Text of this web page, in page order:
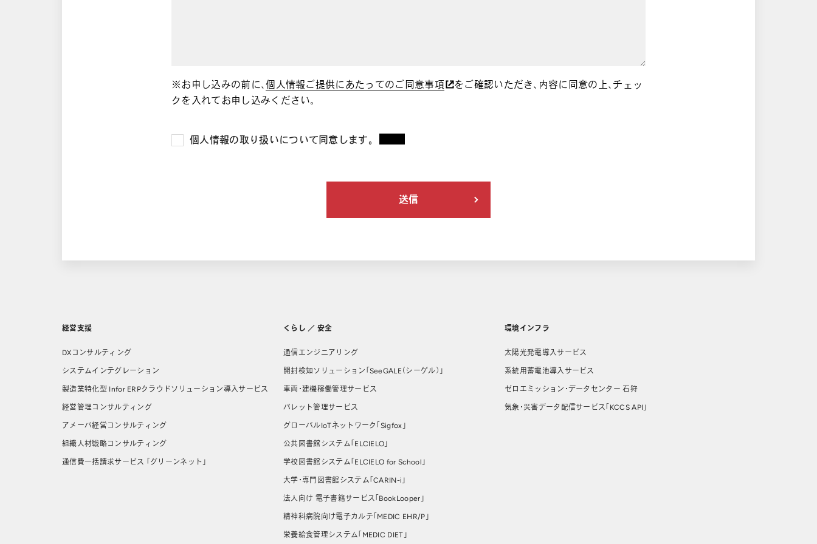
※お申し込みの前に、個人情報ご提供にあたってのご同意事項
をご確認いただき、内容に同意の上、チェッ
クを入れてお申し込みください。
個人情報の取り扱いについて同意します。
経営支援
DXコンサルティング
システムインテグレーション
製造業特化型 Infor ERPクラウドソリューション導⼊サービス
経営管理コンサルティング
アメーバ経営コンサルティング
組織人材戦略コンサルティング
通信費一括請求サービス 「グリーンネット」
くらし ／ 安全
通信エンジニアリング
開封検知ソリューション「SeeGALE（シーゲル）」
車両・建機稼働管理サービス
パレット管理サービス
グローバルIoTネットワーク「Sigfox」
公共図書館システム「ELCIELO」
学校図書館システム「ELCIELO for School」
大学・専門図書館システム「CARIN-i」
法人向け 電子書籍サービス「BookLooper」
精神科病院向け電子カルテ「MEDIC EHR/P」
栄養給食管理システム「MEDIC DIET」
環境インフラ
太陽光発電導入サービス
系統用蓄電池導入サービス
ゼロエミッション・データセンター 石狩
気象・災害データ配信サービス「KCCS API」